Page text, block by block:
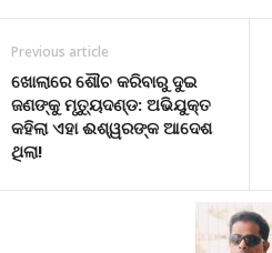
Previous article
ଖୋଲାରେ ଶୌଚ କରିବାରୁ ଦୁଇ
ଜଣଙ୍କୁ ମୃତ୍ୟୁଦଣ୍ଡ: ଅଭିଯୁକ୍ତ
କହିଲା ଏହା ଈଶ୍ୱରଙ୍କ ଆଦେଶ
ଥିଲା!